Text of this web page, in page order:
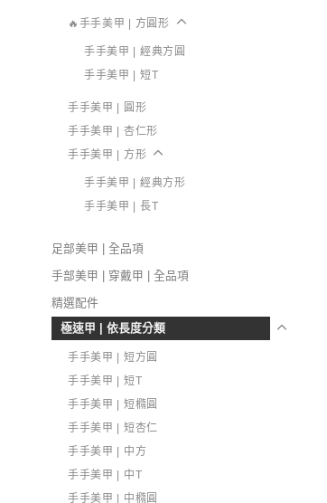
🔥手手美甲 | 方圓形
手手美甲 | 經典方圓
手手美甲 | 短T
手手美甲 | 圓形
手手美甲 | 杏仁形
手手美甲 | 方形
手手美甲 | 經典方形
手手美甲 | 長T
足部美甲 | 全品項
手部美甲 | 穿戴甲 | 全品項
精選配件
極速甲 | 依長度分類
手手美甲 | 短方圓
手手美甲 | 短T
手手美甲 | 短橢圓
手手美甲 | 短杏仁
手手美甲 | 中方
手手美甲 | 中T
手手美甲 | 中橢圓